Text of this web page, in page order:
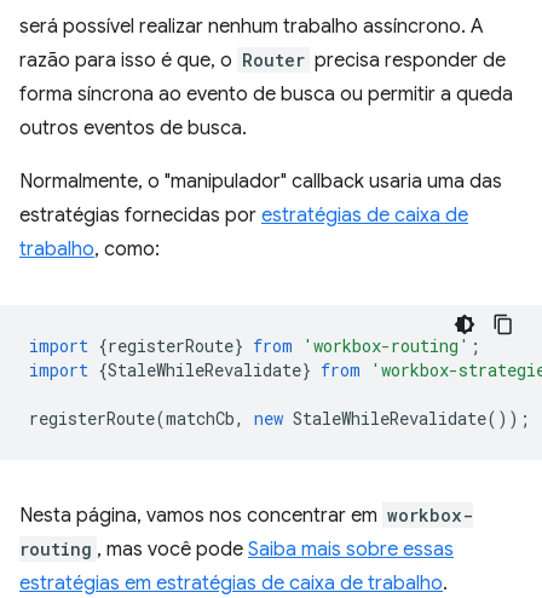
será possível realizar nenhum trabalho assíncrono. A
razão para isso é que, o Router precisa responder de
forma síncrona ao evento de busca ou permitir a queda
outros eventos de busca.
Normalmente, o "manipulador" callback usaria uma das
estratégias fornecidas por estratégias de caixa de
trabalho, como:
import {registerRoute} from 'workbox-routing' ;
import {StaleWhileRevalidate} from 'workbox-
registerRoute(matchCb, new StaleWhileRevalidate());
Nesta página, vamos nos concentrar em workbox-
routing , mas você pode Saiba mais sobre essas
estratégias em estratégias de caixa de trabalho.